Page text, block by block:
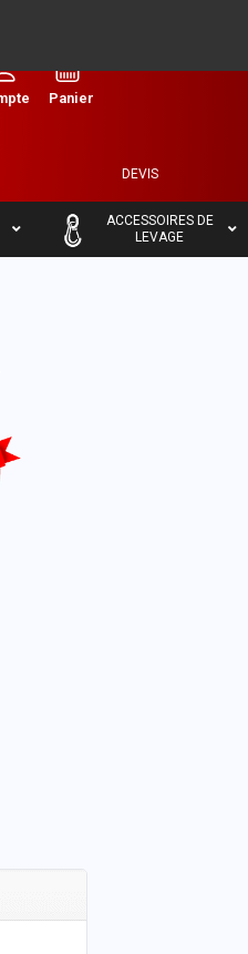
DEVIS
–
ACCESSOIRES DE
LEVAGE